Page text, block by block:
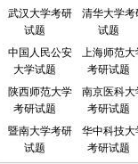
武汉大学考研
试题
清华大学考
试题
中国人民公安
大学试题
上海师范大
考研试题
陕西师范大学
考研试题
南京医科大
考研试题
暨南大学考研
试题
华中科技大
考研试题